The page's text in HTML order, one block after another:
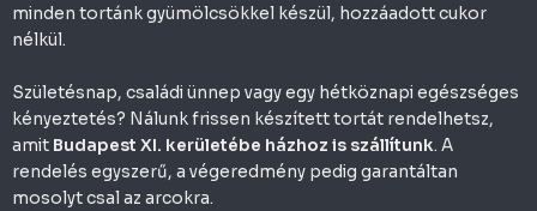
minden tortánk gyümölcsökkel készül, hozzáadott cukor
nélkül.
Születésnap, családi ünnep vagy egy hétköznapi egészséges
kényeztetés? Nálunk frissen készített tortát rendelhetsz,
amit Budapest XI. kerületébe házhoz is szállítunk. A
rendelés egyszerű, a végeredmény pedig garantáltan
mosolyt csal az arcokra.